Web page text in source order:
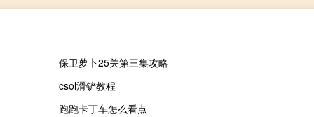
保卫萝卜25关第三集攻略
csol滑铲教程
跑跑卡丁车怎么看点